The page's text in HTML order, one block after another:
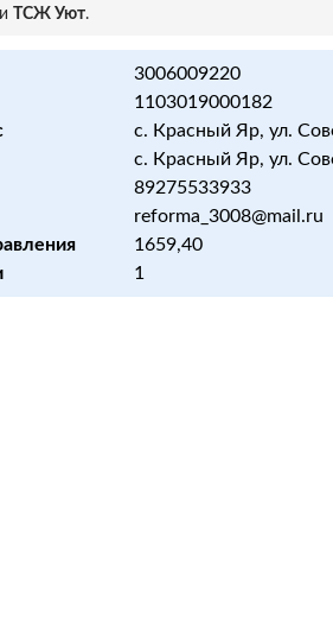
ТСЖ Уют.
3006009220
1103019000182
с. Красный Яр, ул.
с. Красный Яр, ул.
89275533933
reforma_3008@mail.ru
1659,40
1